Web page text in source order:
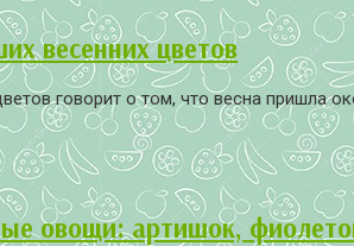
весенних цветов
говорит о том, что весна пришла
овощи: артишок,